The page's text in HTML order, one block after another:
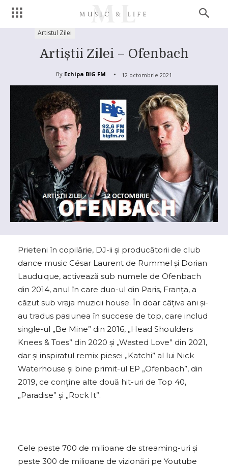
Artistul Zilei
Artiștii Zilei – Ofenbach
By Echipa BIG FM 12 octombrie 2021
Prieteni în copilărie, DJ-ii și producătorii de club
dance music César Laurent de Rummel și Dorian
Lauduique, activează sub numele de Ofenbach
din 2014, anul în care duo-ul din Paris, Franța, a
căzut sub vraja muzicii house. În doar câțiva ani și-
au tradus pasiunea în succese de top, care includ
single-ul „Be Mine” din 2016, „Head Shoulders
Knees & Toes” din 2020 și „Wasted Love” din 2021,
dar și inspiratul remix piesei „Katchi” al lui Nick
Waterhouse și bine primit-ul EP „Ofenbach”, din
2019, ce conține alte două hit-uri de Top 40,
„Paradise” și „Rock It”.
Cele peste 700 de milioane de streaming-uri și
peste 300 de milioane de vizionări pe Youtube